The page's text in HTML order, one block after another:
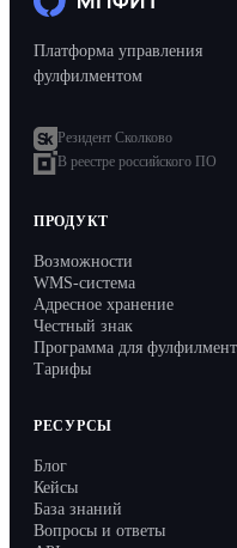
API
Партнёрам
Платформа управления
фулфилментом
Резидент Сколково
В реестре российского ПО
ПРОДУКТ
Возможности
WMS-система
Адресное хранение
Честный знак
Программа для
Тарифы
РЕСУРСЫ
Блог
Кейсы
База знаний
Вопросы и ответы